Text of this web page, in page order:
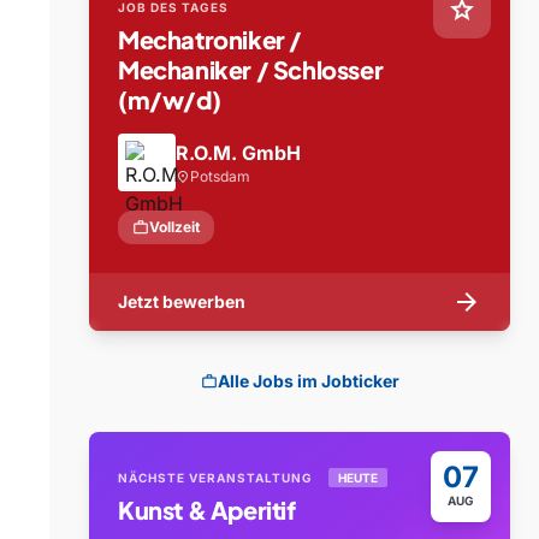
star
JOB DES TAGES
Mechatroniker /
Mechaniker / Schlosser
(m/w/d)
R.O.M. GmbH
location_on Potsdam
workVollzeit
Jetzt bewerben arrow_forward
workAlle Jobs im Jobticker
07
AUG
NÄCHSTE VERANSTALTUNG HEUTE
Kunst & Aperitif